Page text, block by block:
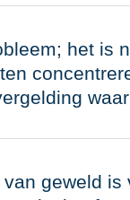
het is
geweld is